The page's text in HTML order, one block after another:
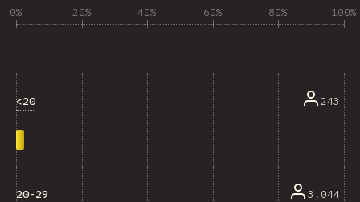
0% 20% 40% 60% 80% 100%
<20 243
20-29 3,044